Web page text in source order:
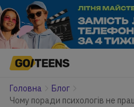
Головна
Блог
Чому поради психологів не